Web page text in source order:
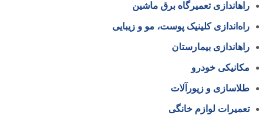
راه­اندازی تعمیرگاه برق ماشین
راه‌اندازی کلینیک پوست، مو و زیبایی
راه­اندازی بیمارستان
مکانیکی خودرو
طلاسازی و زیورآلات
تعمیرات لوازم خانگی